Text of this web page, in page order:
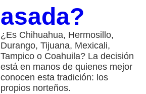
asada?
¿Es Chihuahua, Hermosillo,
Durango, Tijuana, Mexicali,
Tampico o Coahuila? La decisión
está en manos de quienes mejor
conocen esta tradición: los
propios norteños.